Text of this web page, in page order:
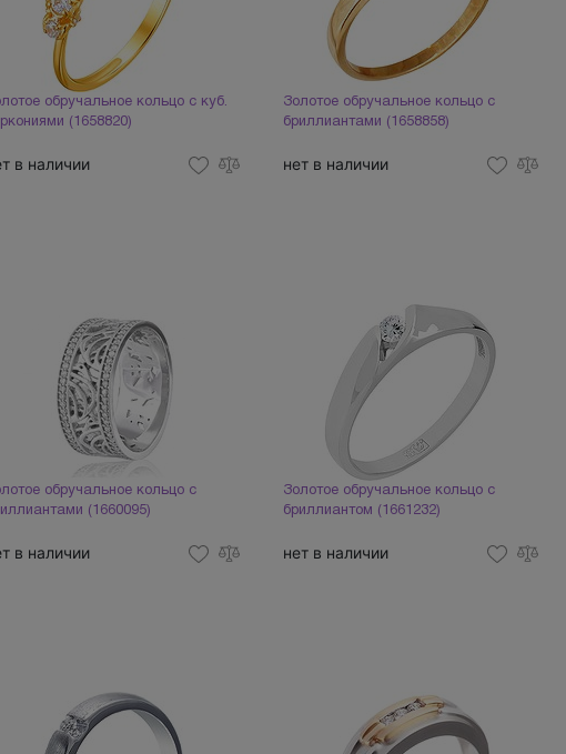
обручальное кольцо с куб.
(1658820)
в наличии
Золотое обручальное кольцо с
бриллиантами (1658858)
нет в наличии
обручальное кольцо с
(1660095)
в наличии
Золотое обручальное кольцо с
бриллиантом (1661232)
нет в наличии